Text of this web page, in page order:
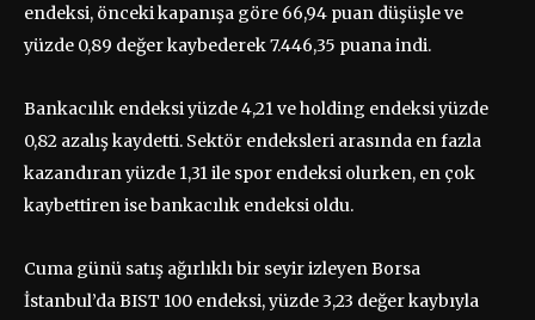
endeksi, önceki kapanışa göre 66,94 puan düşüşle ve
yüzde 0,89 değer kaybederek 7.446,35 puana indi.
Bankacılık endeksi yüzde 4,21 ve holding endeksi yüzde
0,82 azalış kaydetti. Sektör endeksleri arasında en fazla
kazandıran yüzde 1,31 ile spor endeksi olurken, en çok
kaybettiren ise bankacılık endeksi oldu.
Cuma günü satış ağırlıklı bir seyir izleyen Borsa
İstanbul’da BIST 100 endeksi, yüzde 3,23 değer kaybıyla